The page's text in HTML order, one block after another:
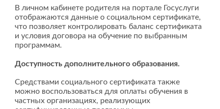
В личном кабинете родителя на портале Госуслуги
отображаются данные о социальном сертификате,
что позволяет контролировать баланс сертификата
и условия договора на обучение по выбранным
программам.
Доступность дополнительного образования.
Средствами социального сертификата также
можно воспользоваться для оплаты обучения в
частных организациях, реализующих